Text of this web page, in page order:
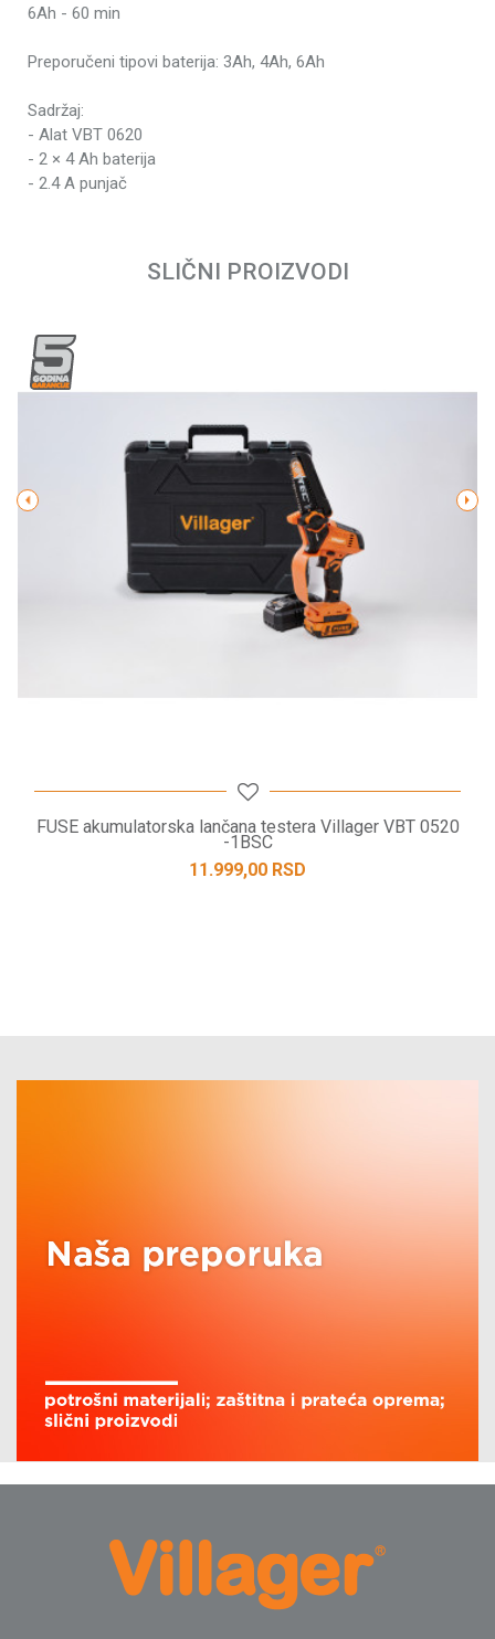
Tip elektromotora
Tip baterije
Li-ion
Napon
Broj zuba lanca
Dužina vodilice
Produžena garancija
5 godina
el./aku. uređaji
Brzina lanca
Korak lanca
1/4, 1.1 mm
6Ah - 60 min
Preporučeni tipovi baterija: 3Ah, 4Ah, 6Ah
Sadržaj:
- Alat VBT 0620
- 2 × 4 Ah baterija
- 2.4 A punjač
POŠALJI
SLIČNI PROIZVODI
FUSE akumulatorska lančana testera Villager VBT 0520
-1BSC
11.999,00 RSD